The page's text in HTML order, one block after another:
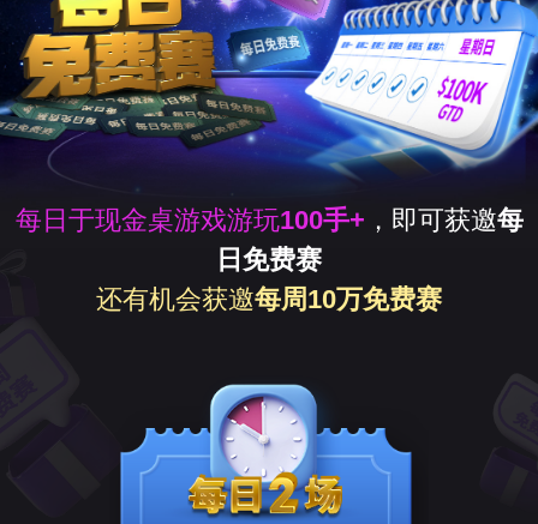
每日于现金桌游戏游玩100手+ ，即可获邀每
日免费赛
还有机会获邀每周10万免费赛